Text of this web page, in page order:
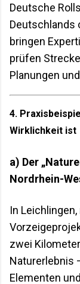
Deutsche
Deutschlands
bringen
prüfen
Planungen
4.
Wirklichkeit ist
a) Der
Nordrhein-
In
zwei
Naturerlebnis
Elementen